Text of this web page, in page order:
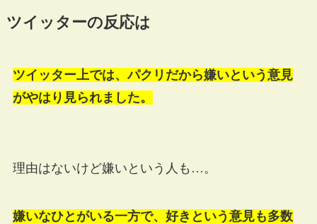
ツイッターの反応は
ツイッター上では、パクリだから嫌いという意見
がやはり見られました。
理由はないけど嫌いという人も…。
嫌いなひとがいる一方で、好きという意見も多数